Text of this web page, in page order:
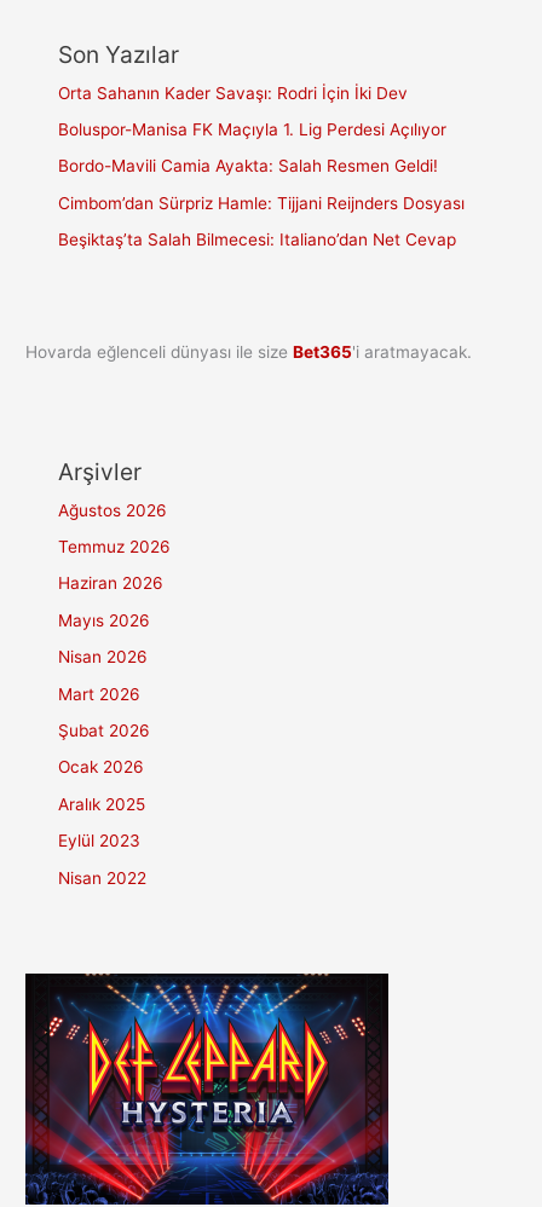
Son Yazılar
Orta Sahanın Kader Savaşı: Rodri İçin İki Dev
Boluspor-Manisa FK Maçıyla 1. Lig Perdesi Açılıyor
Bordo-Mavili Camia Ayakta: Salah Resmen Geldi!
Cimbom’dan Sürpriz Hamle: Tijjani Reijnders Dosyası
Beşiktaş’ta Salah Bilmecesi: Italiano’dan Net Cevap
Hovarda eğlenceli dünyası ile sizeBet365'i aratmayacak.
Arşivler
Ağustos 2026
Temmuz 2026
Haziran 2026
Mayıs 2026
Nisan 2026
Mart 2026
Şubat 2026
Ocak 2026
Aralık 2025
Eylül 2023
Nisan 2022